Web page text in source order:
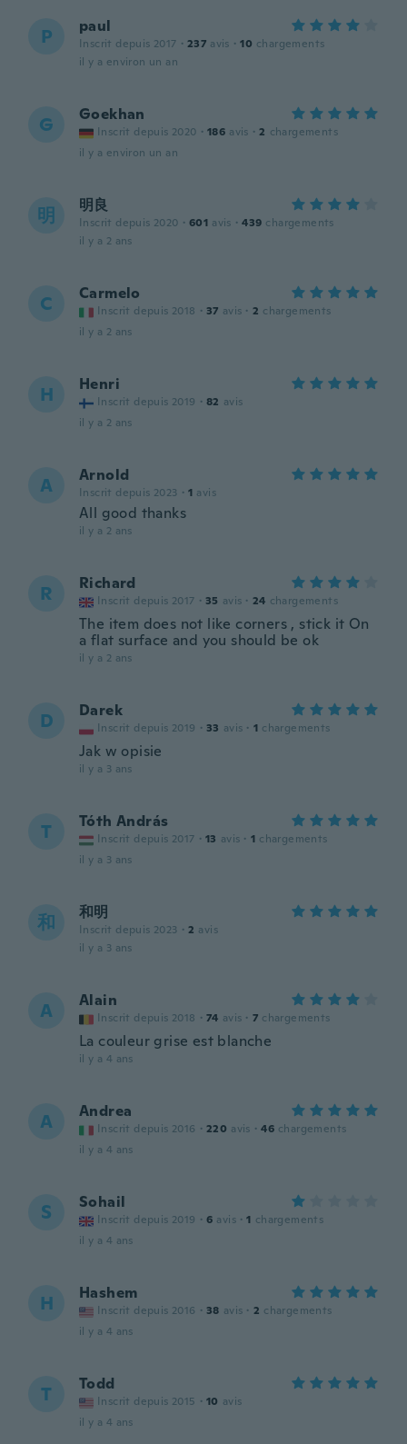
P paul
Inscrit depuis 2017 · 237 avis · 10 chargements
il y a environ un an
G Goekhan
Inscrit depuis 2020 · 186 avis · 2 chargements
il y a environ un an
明 明良
Inscrit depuis 2020 · 601 avis · 439 chargements
il y a 2 ans
C Carmelo
Inscrit depuis 2018 · 37 avis · 2 chargements
il y a 2 ans
H Henri
Inscrit depuis 2019 · 82 avis
il y a 2 ans
A Arnold
Inscrit depuis 2023 · 1 avis
All good thanks
il y a 2 ans
R Richard
Inscrit depuis 2017 · 35 avis · 24 chargements
The item does not like corners , stick it On
a flat surface and you should be ok
il y a 2 ans
D Darek
Inscrit depuis 2019 · 33 avis · 1 chargements
Jak w opisie
il y a 3 ans
T Tóth András
Inscrit depuis 2017 · 13 avis · 1 chargements
il y a 3 ans
和 和明
Inscrit depuis 2023 · 2 avis
il y a 3 ans
A Alain
Inscrit depuis 2018 · 74 avis · 7 chargements
La couleur grise est blanche
il y a 4 ans
A Andrea
Inscrit depuis 2016 · 220 avis · 46 chargements
il y a 4 ans
S Sohail
Inscrit depuis 2019 · 6 avis · 1 chargements
il y a 4 ans
H Hashem
Inscrit depuis 2016 · 38 avis · 2 chargements
il y a 4 ans
T Todd
Inscrit depuis 2015 · 10 avis
il y a 4 ans